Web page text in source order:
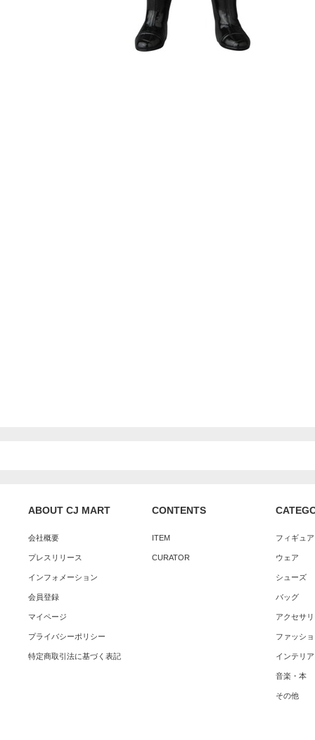
ABOUT CJ MART
会社概要
プレスリリース
インフォメーション
会員登録
マイページ
プライバシーポリシー
特定商取引法に基づく表記
CONTENTS
ITEM
CURATOR
フィギュ
ウェア
シューズ
バッグ
アクセサ
ファッシ
インテリア
音楽・本
その他